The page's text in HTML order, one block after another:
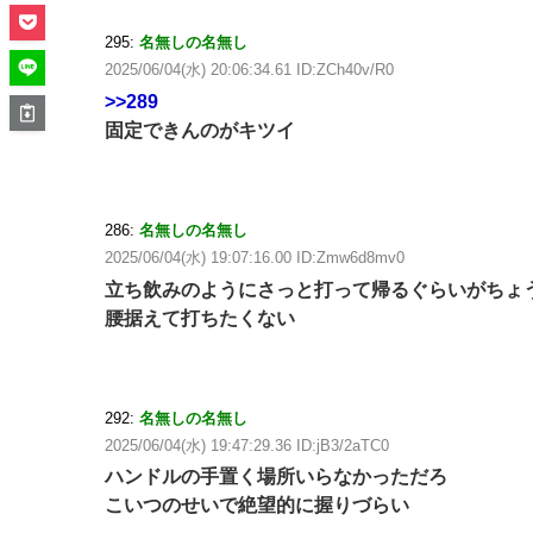
295: 名無しの名無し
2025/06/04(水) 20:06:34.61 ID:ZCh40v/R0
>>289
固定できんのがキツイ
286: 名無しの名無し
2025/06/04(水) 19:07:16.00 ID:Zmw6d8mv0
立ち飲みのようにさっと打って帰るぐらいがちょ
腰据えて打ちたくない
292: 名無しの名無し
2025/06/04(水) 19:47:29.36 ID:jB3/2aTC0
ハンドルの手置く場所いらなかっただろ
こいつのせいで絶望的に握りづらい